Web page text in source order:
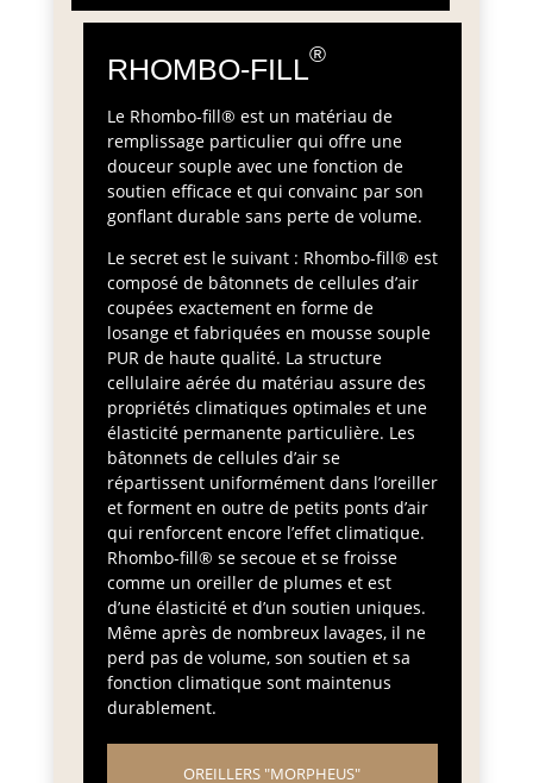
RHOMBO-FILL®
Le Rhombo-fill® est un matériau de
remplissage particulier qui offre une
douceur souple avec une fonction de
soutien efficace et qui convainc par son
gonflant durable sans perte de volume.
Le secret est le suivant : Rhombo-fill® est
composé de bâtonnets de cellules d’air
coupées exactement en forme de
losange et fabriquées en mousse souple
PUR de haute qualité. La structure
cellulaire aérée du matériau assure des
propriétés climatiques optimales et une
élasticité permanente particulière. Les
bâtonnets de cellules d’air se
répartissent uniformément dans l’oreiller
et forment en outre de petits ponts d’air
qui renforcent encore l’effet climatique.
Rhombo-fill® se secoue et se froisse
comme un oreiller de plumes et est
d’une élasticité et d’un soutien uniques.
Même après de nombreux lavages, il ne
perd pas de volume, son soutien et sa
fonction climatique sont maintenus
durablement.
OREILLERS "MORPHEUS"